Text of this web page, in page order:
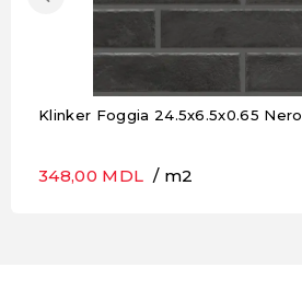
Klinker Foggia 24.5x6.5x0.65 Nero
348,00 MDL / m2